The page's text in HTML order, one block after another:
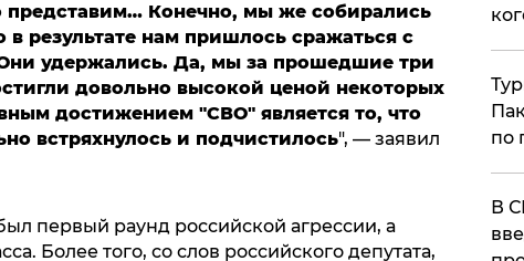
представим… Конечно, мы же собирались
результате нам пришлось сражаться с
удержались. Да, мы за прошедшие три
довольно высокой ценой некоторых
достижением "СВО" является то, что
встряхнулось и подчистилось", — заявил
первый раунд российской агрессии, а
Более того, со слов российского депутата,
по
В